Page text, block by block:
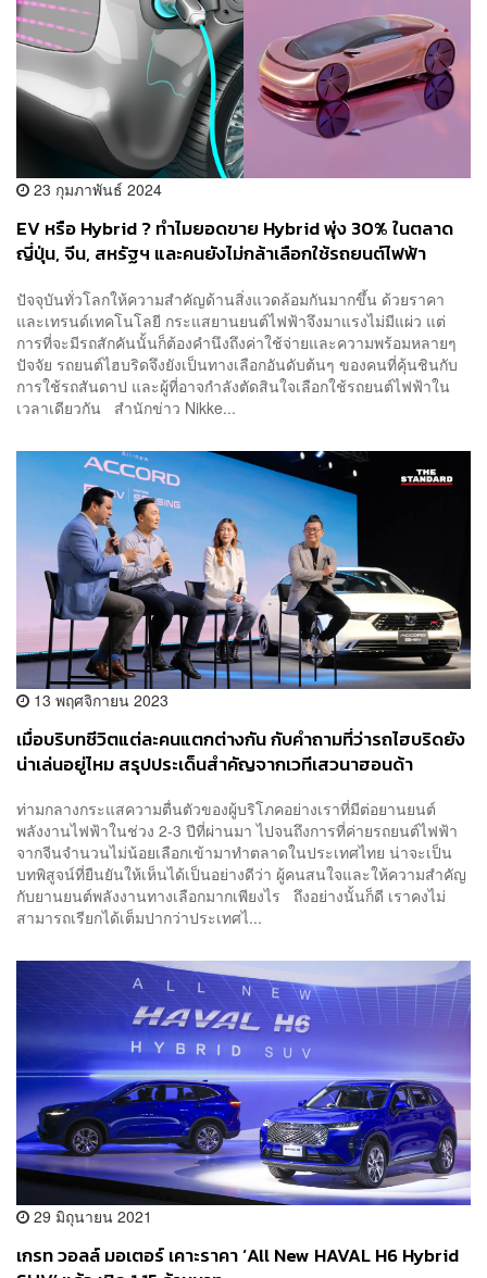
23 กุมภาพันธ์ 2024
EV หรือ Hybrid ? ทำไมยอดขาย Hybrid พุ่ง 30% ในตลาด
ญี่ปุ่น, จีน, สหรัฐฯ และคนยังไม่กล้าเลือกใช้รถยนต์ไฟฟ้า
ปัจจุบันทั่วโลกให้ความสำคัญด้านสิ่งแวดล้อมกันมากขึ้น ด้วยราคา
และเทรนด์เทคโนโลยี กระแสยานยนต์ไฟฟ้าจึงมาแรงไม่มีแผ่ว แต่
การที่จะมีรถสักคันนั้นก็ต้องคำนึงถึงค่าใช้จ่ายและความพร้อมหลายๆ
ปัจจัย รถยนต์ไฮบริดจึงยังเป็นทางเลือกอันดับต้นๆ ของคนที่คุ้นชินกับ
การใช้รถสันดาป และผู้ที่อาจกำลังตัดสินใจเลือกใช้รถยนต์ไฟฟ้าใน
เวลาเดียวกัน สำนักข่าว Nikke...
13 พฤศจิกายน 2023
เมื่อบริบทชีวิตแต่ละคนแตกต่างกัน กับคำถามที่ว่ารถไฮบริดยัง
น่าเล่นอยู่ไหม สรุปประเด็นสำคัญจากเวทีเสวนาฮอนด้า
ท่ามกลางกระแสความตื่นตัวของผู้บริโภคอย่างเราที่มีต่อยานยนต์
พลังงานไฟฟ้าในช่วง 2-3 ปีที่ผ่านมา ไปจนถึงการที่ค่ายรถยนต์ไฟฟ้า
จากจีนจำนวนไม่น้อยเลือกเข้ามาทำตลาดในประเทศไทย น่าจะเป็น
บทพิสูจน์ที่ยืนยันให้เห็นได้เป็นอย่างดีว่า ผู้คนสนใจและให้ความสำคัญ
กับยานยนต์พลังงานทางเลือกมากเพียงไร ถึงอย่างนั้นก็ดี เราคงไม่
สามารถเรียกได้เต็มปากว่าประเทศไ...
29 มิถุนายน 2021
เกรท วอลล์ มอเตอร์ เคาะราคา ‘All New HAVAL H6 Hybrid